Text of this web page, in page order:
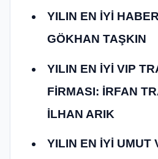
YILIN EN İYİ
GÖKHAN TAŞKIN
YILIN EN İYİ VIP
FİRMASI: İRFAN
İLHAN ARIK
YILIN EN İYİ UMUT